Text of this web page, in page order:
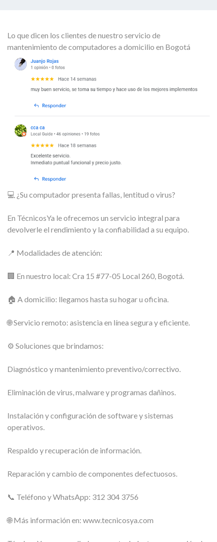
Lo que dicen los clientes de nuestro servicio de
mantenimiento de computadores a domicilio en Bogotá
💻 ¿Su computador presenta fallas, lentitud o virus?
En TécnicosYa le ofrecemos un servicio integral para
devolverle el rendimiento y la confiabilidad a su equipo.
📍 Modalidades de atención:
🏢 En nuestro local: Cra 15 #77-05 Local 260, Bogotá.
🏠 A domicilio: llegamos hasta su hogar u oficina.
🌐 Servicio remoto: asistencia en línea segura y eficiente.
⚙️ Soluciones que brindamos:
Diagnóstico y mantenimiento preventivo/correctivo.
Eliminación de virus, malware y programas dañinos.
Instalación y configuración de software y sistemas
operativos.
Respaldo y recuperación de información.
Reparación y cambio de componentes defectuosos.
📞 Teléfono y WhatsApp: 312 304 3756
🌐 Más información en: www.tecnicosya.com